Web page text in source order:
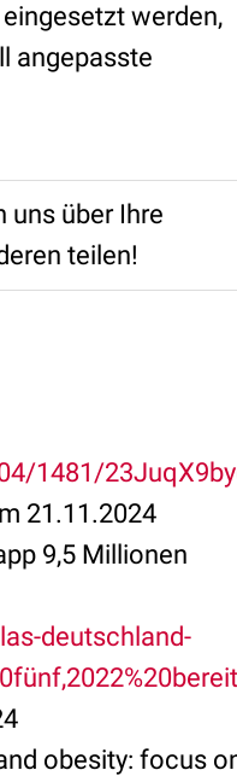
werden,
angepasste
uns über Ihre
teilen!
1481/
21.11.2024
9,5 Millionen
deutschland-
obesity: focus